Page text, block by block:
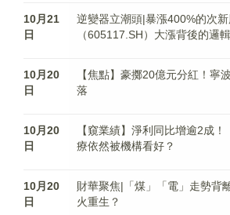
10月21
日
逆變器立潮頭|暴漲400%的次
（605117.SH）大漲背後的邏
10月20
日
【焦點】豪擲20億元分紅！寧
落
10月20
日
【窺業績】淨利同比增逾2成
療依然被機構看好？
10月20
日
財華聚焦|「煤」「電」走勢背
火重生？